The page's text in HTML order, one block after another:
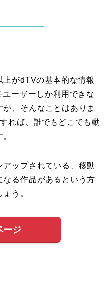
上がdTVの基本的な情報
ーザーしか利用できな
、そんなことはありま
れば、誰でもどこでも動
アップされている、移動
る作品があるという方
う。
ージ